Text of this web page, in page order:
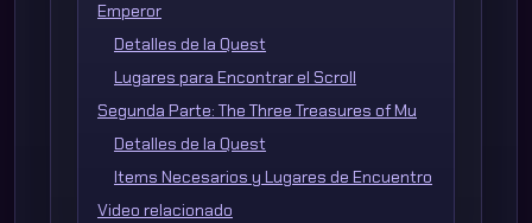
Emperor
Detalles de la Quest
Lugares para Encontrar el Scroll
Segunda Parte: The Three Treasures of Mu
Detalles de la Quest
Items Necesarios y Lugares de Encuentro
Video relacionado